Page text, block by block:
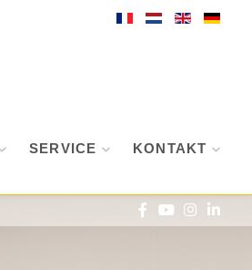
SERVICE KONTAKT